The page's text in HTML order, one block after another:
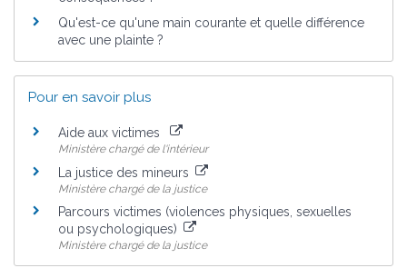
Qu'est-ce qu'une main courante et quelle différence
avec une plainte ?
Pour en savoir plus
Aide aux victimes
Ministère chargé de l'intérieur
La justice des mineurs
Ministère chargé de la justice
Parcours victimes (violences physiques, sexuelles
ou psychologiques)
Ministère chargé de la justice